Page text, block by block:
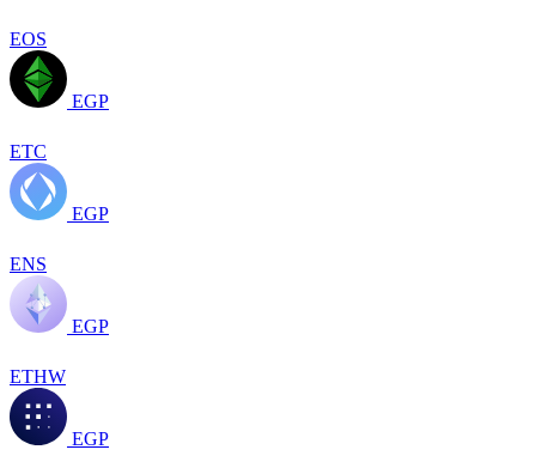
EOS
EGP
ETC
EGP
ENS
EGP
ETHW
EGP